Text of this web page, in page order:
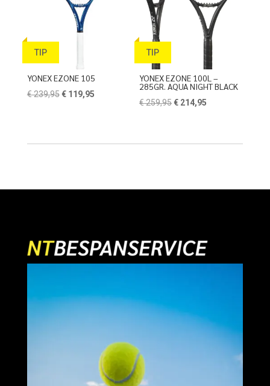
TIP
YONEX EZONE 105
€239,95 Oorspronkelijke
€119,95Huidige
TIP
YONEX EZONE 100L –
285GR. AQUA NIGHT BLACK
€259,95Oorspronkelijke
€ 214,95